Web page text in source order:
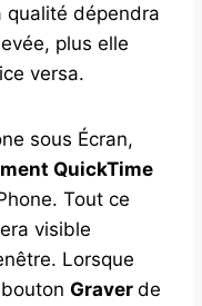
qualité dépendra
plus elle
versa.
sous Écran,
QuickTime
Tout ce
visible
Lorsque
Graver de